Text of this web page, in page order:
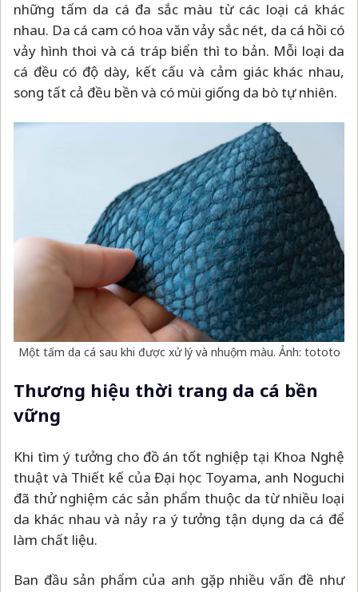
những tấm da cá đa sắc màu từ các loại cá khác
nhau. Da cá cam có hoa văn vảy sắc nét, da cá hồi có
vảy hình thoi và cá tráp biển thì to bản. Mỗi loại da
cá đều có độ dày, kết cấu và cảm giác khác nhau,
song tất cả đều bền và có mùi giống da bò tự nhiên.
Một tấm da cá sau khi được xử lý và nhuộm màu. Ảnh: tototo
Thương hiệu thời trang da cá bền
vững
Khi tìm ý tưởng cho đồ án tốt nghiệp tại Khoa Nghệ
thuật và Thiết kế của Đại học Toyama, anh Noguchi
đã thử nghiệm các sản phẩm thuộc da từ nhiều loại
da khác nhau và nảy ra ý tưởng tận dụng da cá để
làm chất liệu.
Ban đầu sản phẩm của anh gặp nhiều vấn đề như